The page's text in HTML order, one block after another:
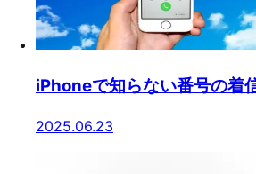
iPhoneで知らない番号の着
2025.06.23